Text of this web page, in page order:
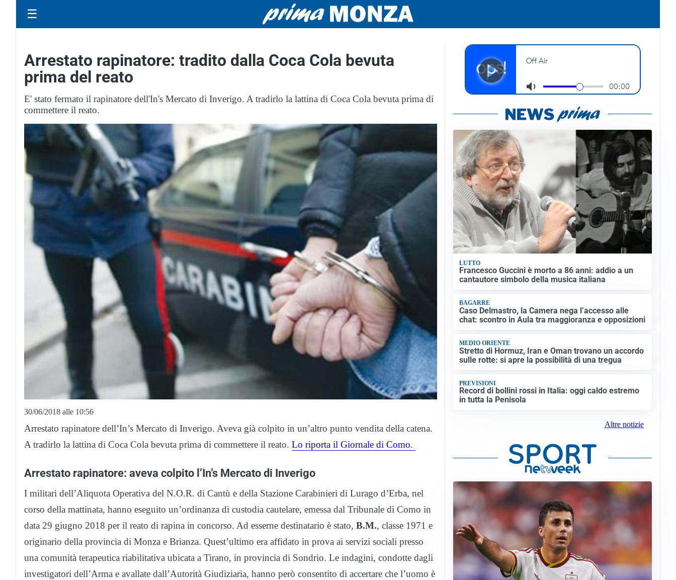
☰
Arrestato rapinatore: tradito dalla Coca Cola bevuta
prima del reato
E' stato fermato il rapinatore dell'In's Mercato di Inverigo. A tradirlo la lattina di Coca Cola bevuta prima di
commettere il reato.
30/06/2018 alle 10:56
Arrestato rapinatore dell’In’s Mercato di Inverigo. Aveva già colpito in un’altro punto vendita della catena.
A tradirlo la lattina di Coca Cola bevuta prima di commettere il reato. Lo riporta il Giornale di Como.
Arrestato rapinatore: aveva colpito l’In’s Mercato di Inverigo
I militari dell’Aliquota Operativa del N.O.R. di Cantù e della Stazione Carabinieri di Lurago d’Erba, nel
corso della mattinata, hanno eseguito un’ordinanza di custodia cautelare, emessa dal Tribunale di Como in
data 29 giugno 2018 per il reato di rapina in concorso. Ad esserne destinatario è stato, B.M., classe 1971 e
originario della provincia di Monza e Brianza. Quest’ultimo era affidato in prova ai servizi sociali presso
una comunità terapeutica riabilitativa ubicata a Tirano, in provincia di Sondrio. Le indagini, condotte dagli
investigatori dell’Arma e avallate dall’Autorità Giudiziaria, hanno però consentito di accertare che l’uomo è
LUTTO
Francesco Guccini è morto a 86 anni: addio a un
cantautore simbolo della musica italiana
BAGARRE
Caso Delmastro, la Camera nega l’accesso alle
chat: scontro in Aula tra maggioranza e opposizioni
MEDIO ORIENTE
Stretto di Hormuz, Iran e Oman trovano un accordo
sulle rotte: si apre la possibilità di una tregua
PREVISIONI
Record di bollini rossi in Italia: oggi caldo estremo
in tutta la Penisola
Altre notizie